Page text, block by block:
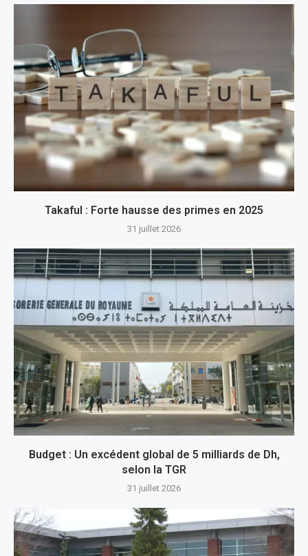
Takaful : Forte hausse des primes en 2025
31 juillet 2026
Budget : Un excédent global de 5 milliards de Dh,
selon la TGR
31 juillet 2026